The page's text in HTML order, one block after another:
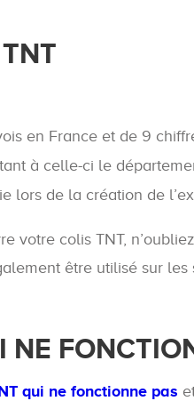
en France et de 9
à celle-ci le
lors de la création de
colis TNT,
être utilisé sur les
qui ne fonctionne pas